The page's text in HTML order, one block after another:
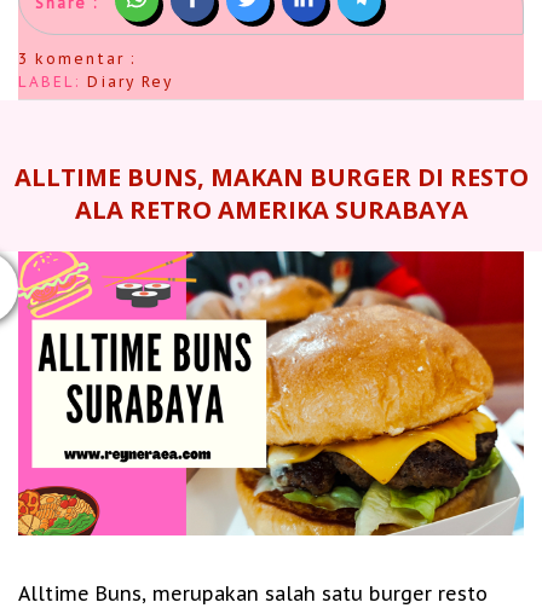
3 komentar :
LABEL: Diary Rey
ALLTIME BUNS, MAKAN BURGER DI RESTO
ALA RETRO AMERIKA SURABAYA
Alltime Buns, merupakan salah satu burger resto